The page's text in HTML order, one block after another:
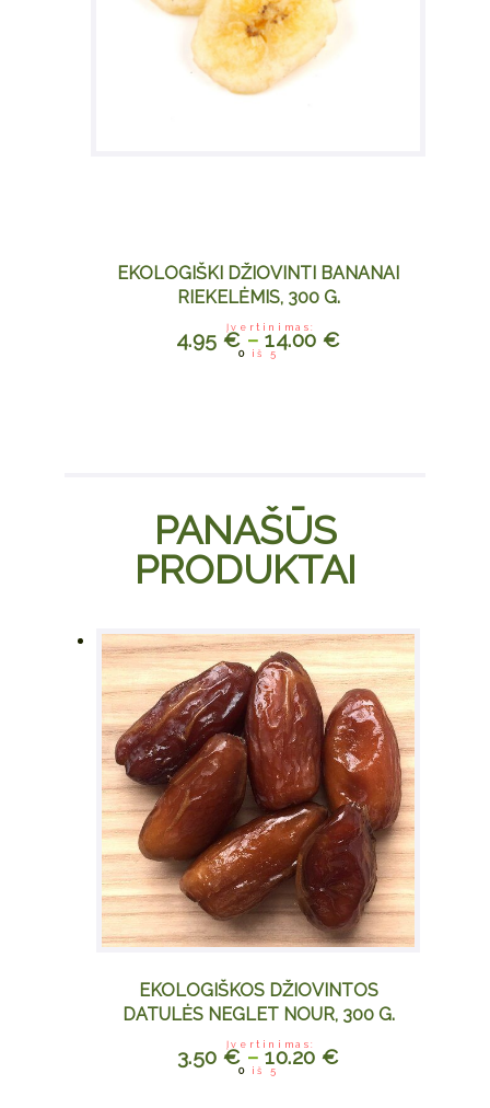
EKOLOGIŠKI DŽIOVINTI BANANAI
RIEKELĖMIS, 300 G.
Įvertinimas:
0 iš 5
4.95 € – 14.00 €
chosen
PANAŠŪS
PRODUKTAI
EKOLOGIŠKOS DŽIOVINTOS
DATULĖS NEGLET NOUR, 300 G.
Įvertinimas:
0 iš 5
3.50 € – 10.20 €